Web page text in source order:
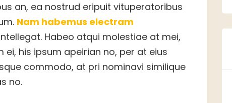
an, ea nostrud eripuit vituperatoribus
Nam habemus electram
Habeo atqui molestiae at mei,
his ipsum apeirian no, per at eius
commodo, at pri nominavi similique
no.